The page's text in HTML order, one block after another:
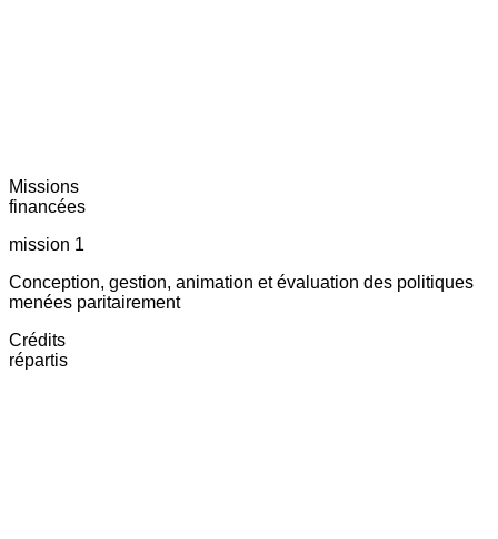
Missions
financées
mission 1
Conception, gestion, animation et évaluation des politiques
menées paritairement
Crédits
répartis